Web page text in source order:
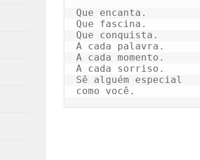
Que encanta.
Que fascina.
Que conquista.
A cada palavra.
A cada momento.
A cada sorriso.
Sê alguém especial